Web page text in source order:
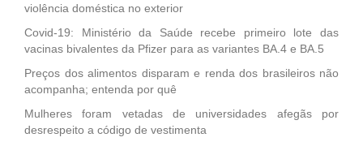
violência doméstica no exterior
Covid-19: Ministério da Saúde recebe primeiro lote das
vacinas bivalentes da Pfizer para as variantes BA.4 e BA.5
Preços dos alimentos disparam e renda dos brasileiros não
acompanha; entenda por quê
Mulheres foram vetadas de universidades afegãs por
desrespeito a código de vestimenta